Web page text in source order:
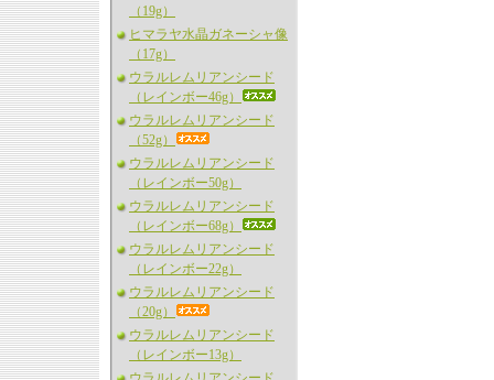
（19g）
ヒマラヤ水晶ガネーシャ像
（17g）
ウラルレムリアンシード
（レインボー46g）
ウラルレムリアンシード
（52g）
ウラルレムリアンシード
（レインボー50g）
ウラルレムリアンシード
（レインボー68g）
ウラルレムリアンシード
（レインボー22g）
ウラルレムリアンシード
（20g）
ウラルレムリアンシード
（レインボー13g）